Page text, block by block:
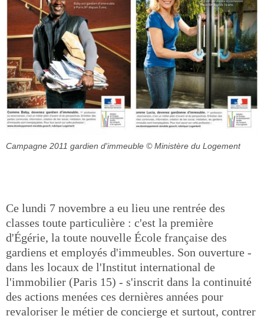
Campagne 2011 gardien d'immeuble © Ministère du Logement
Ce lundi 7 novembre a eu lieu une rentrée des
classes toute particulière : c'est la première
d'Égérie, la toute nouvelle École française des
gardiens et employés d'immeubles. Son ouverture -
dans les locaux de l'Institut international de
l'immobilier (Paris 15) - s'inscrit dans la continuité
des actions menées ces dernières années pour
revaloriser le métier de concierge et surtout, contrer